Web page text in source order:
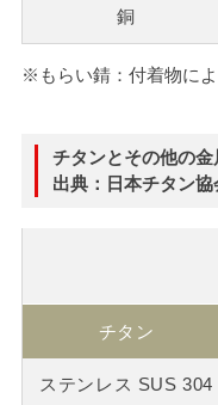
※ もらい錆：付着物に
チタンとその他の
出典：日本チタン協